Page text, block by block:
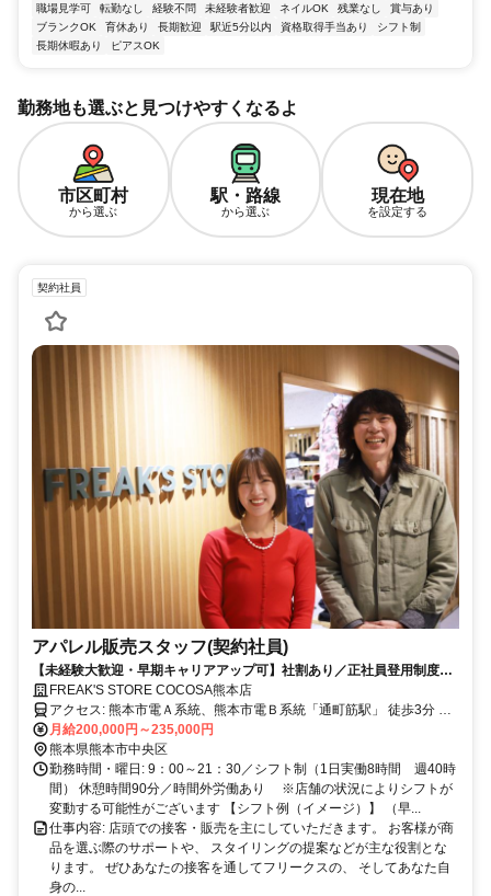
職場見学可
転勤なし 経験不問 未経験者歓迎 ネイルOK 残業なし
賞与あり
ブランクOK
育休あり 長期歓迎 駅近5分以内 資格取得手当あり
シフト制
長期休暇あり
ピアスOK
勤務地も選ぶと見つけやすくなるよ
市区町村
から選ぶ
駅・路線
から選ぶ
現在地
を設定する
契約社員
アパレル販売スタッフ(契約社員)
【未経験大歓迎・早期キャリアアップ可】社割あり／正社員登用制度あ
り／昇給年2回／年間休日105日・休暇10日以上 （合計115日以上）
FREAK'S STORE COCOSA熊本店
アクセス: 熊本市電Ａ系統、熊本市電Ｂ系統「通町筋駅」 徒歩3分 ※
会社が定めた場所へ変更の可能性あり
月給200,000円～235,000円
熊本県熊本市中央区
勤務時間・曜日: 9：00～21：30／シフト制（1日実働8時間 週40時
間） 休憩時間90分／時間外労働あり ※店舗の状況によりシフトが
変動する可能性がございます 【シフト例（イメージ）】 （早...
仕事内容: 店頭での接客・販売を主にしていただきます。 お客様が商
品を選ぶ際のサポートや、 スタイリングの提案などが主な役割とな
ります。 ぜひあなたの接客を通してフリークスの、 そしてあなた自
身の...